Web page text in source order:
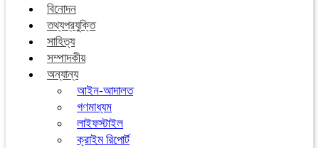
বিনোদন
তথ্যপ্রযুক্তি
সাহিত্য
সম্পাদকীয়
অন্যান্য
আইন-আদালত
গণমাধ্যম
লাইফস্টাইল
ক্রাইম রিপোর্ট